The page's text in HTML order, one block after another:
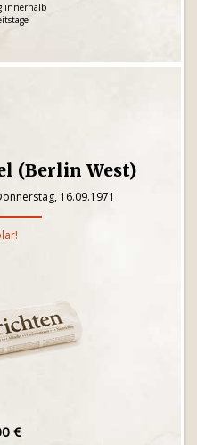
innerhalb
(Berlin West)
16.09.1971
€